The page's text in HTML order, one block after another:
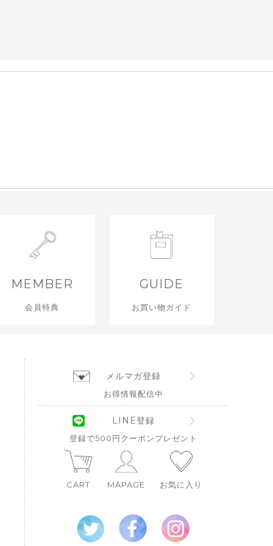
MEMBER
会員特典
GUIDE
お買い物ガイド
メルマガ登録
お得情報配信中
LINE登録
登録で500円クーポンプレゼント
CART MAPAGE お気に入り